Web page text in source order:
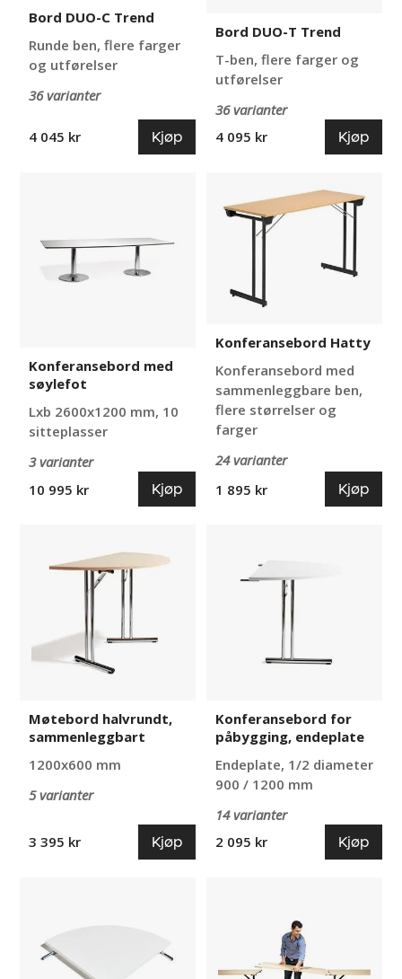
Bord DUO-C Trend
Runde ben, flere farger
og utførelser
36 varianter
4 045 kr Kjøp
Bord DUO-T Trend
T-ben, flere farger og
utførelser
36 varianter
4 095 kr
Kjøp
Konferansebord med
søylefot
Lxb 2600x1200 mm, 10
sitteplasser
3 varianter
10 995 kr
Kjøp
Hatty
Konferansebord Hatty
Konferansebord med
sammenleggbare ben,
flere størrelser og
farger
24 varianter
1 895 kr
Kjøp
sammenleggbart
Møtebord halvrundt,
sammenleggbart
1200x600 mm
5 varianter
3 395 kr Kjøp
påbygging,
Konferansebord for
påbygging, endeplate
Endeplate, 1/2 diameter
900 / 1200 mm
14 varianter
2 095 kr
Kjøp
hjørneplate
mellomskive